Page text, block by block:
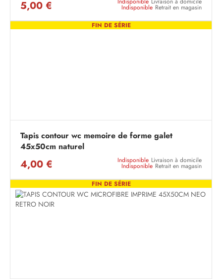
5,00 € Indisponible Retrait en magasin
FIN DE SÉRIE
Tapis contour wc memoire de forme galet
45x50cm naturel
4,00 € Indisponible Livraison à domicile
Indisponible Retrait en magasin
FIN DE SÉRIE